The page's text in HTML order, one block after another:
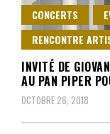
CONCERTS
RENCONTRE
INVITÉ DE
AU PAN PIPER
OCTOBRE 26, 2018